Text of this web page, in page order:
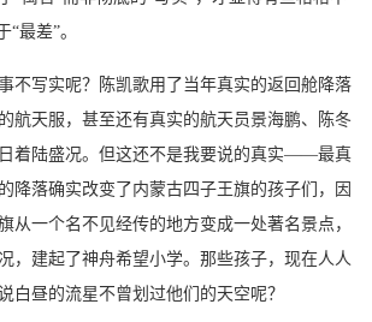
“最差”。
不写实呢？陈凯歌用了当年真实的返回舱降落
航天服，甚至还有真实的航天员景海鹏、陈冬
着陆盛况。但这还不是我要说的真实——最真
降落确实改变了内蒙古四子王旗的孩子们，因
从一个名不见经传的地方变成一处著名景点，
，建起了神舟希望小学。那些孩子，现在人人
白昼的流星不曾划过他们的天空呢？